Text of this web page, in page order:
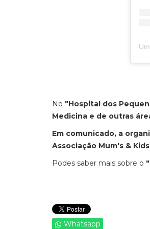
No "Hospital dos
Medicina e de outras
Em comunicado, a
Associação Mum's &
Podes saber mais sobre o
Whatsapp